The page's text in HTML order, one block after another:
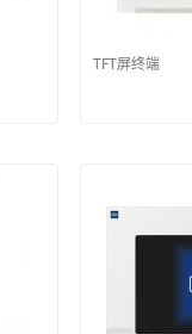
TFT屏终端